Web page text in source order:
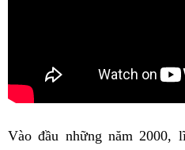
Vào đầu những năm 2000,